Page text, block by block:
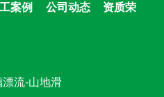
案例 公司动态 资质荣
流-山地滑